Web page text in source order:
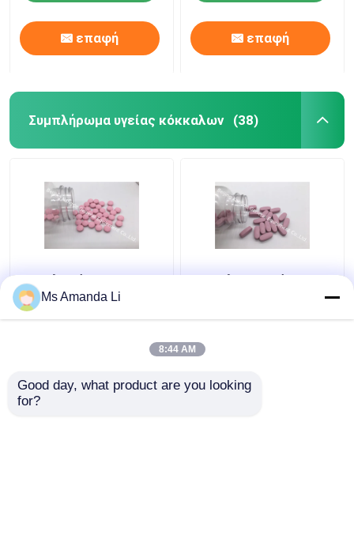
επαφή επαφή
Συμπλήρωμα υγείας κόκκαλων (38)
Συμπληρώματα VT4Q,
μασητές ταμπλέτες
βιταμινών κόκκαλων
Το πολυ με ανόργανα
BT7N
Ms Amanda Li
8:44 AM
Good day, what product are you looking
for?